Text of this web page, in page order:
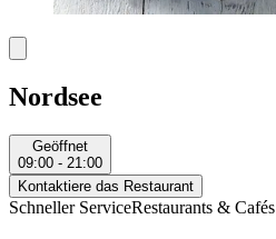
Nordsee
Geöffnet
09:00 - 21:00
Kontaktiere das Restaurant
Schneller ServiceRestaurants & Cafés